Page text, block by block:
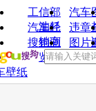
工信部
油耗
汽车
汽车经
销商
违章
搜狗浏
览器
图片
壁纸